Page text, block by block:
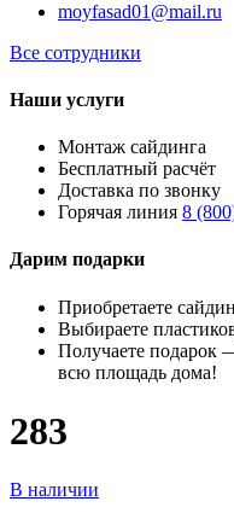
moyfasad01@mail.ru
Все сотрудники
Наши услуги
Монтаж сайдинга
Бесплатный расчёт
Доставка по звонку
Горячая линия 8
Дарим подарки
Приобретаете
Выбираете
Получаете подарок
всю площадь дома!
283
В наличии